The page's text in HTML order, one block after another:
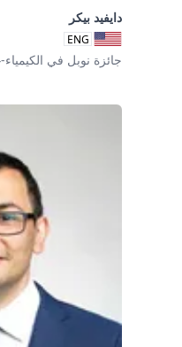
دايفيد بيكر
ENG
جائزة نوبل في الكيمياء-2024